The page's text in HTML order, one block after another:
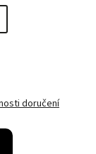
doručení